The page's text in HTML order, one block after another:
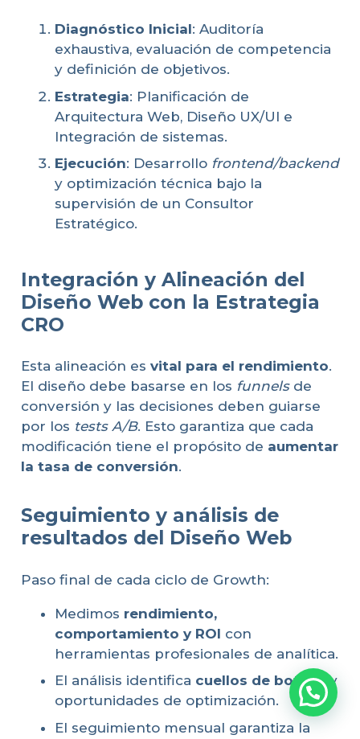
Diagnóstico Inicial: Auditoría
exhaustiva, evaluación de competencia
y definición de objetivos.
Estrategia: Planificación de
Arquitectura Web, Diseño UX/UI e
Integración de sistemas.
Ejecución: Desarrollo frontend/backend
y optimización técnica bajo la
supervisión de un Consultor
Estratégico.
Integración y Alineación del
Diseño Web con la Estrategia
CRO
Esta alineación es vital para el rendimiento.
El diseño debe basarse en los funnelsde
conversión y las decisiones deben guiarse
por los tests A/B. Esto garantiza que cada
modificación tiene el propósito de aumentar
la tasa de conversión.
Seguimiento y análisis de
resultados del Diseño Web
Paso final de cada ciclo de Growth:
Medimos rendimiento,
comportamiento y ROI con
herramientas profesionales de analítica.
El análisis identifica cuellos de botellay
oportunidades de optimización.
El seguimiento mensual garantiza la